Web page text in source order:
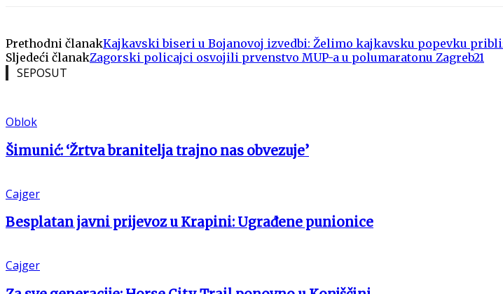
Prethodni članakKajkavski biseri u Bojanovoj izvedbi: Želimo kajkavsku popevku
Sljedeći članakZagorski policajci osvojili prvenstvo MUP-a u polumaratonu Zagreb21
SEPOSUT
Oblok
Šimunić: ‘Žrtva branitelja trajno nas obvezuje’
Cajger
Besplatan javni prijevoz u Krapini: Ugrađene punionice
Cajger